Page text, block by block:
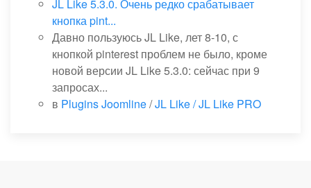
JL Like 5.3.0. Очень редко срабатывает
кнопка pint...
Давно пользуюсь JL Like, лет 8-10, с
кнопкой pinterest проблем не было, кроме
новой версии JL Like 5.3.0: сейчас при 9
запросах...
в Plugins Joomline/JL Like / JL Like PRO